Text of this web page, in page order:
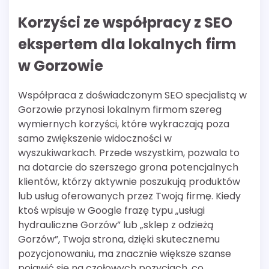
Korzyści ze współpracy z SEO
ekspertem dla lokalnych firm
w Gorzowie
Współpraca z doświadczonym SEO specjalistą w
Gorzowie przynosi lokalnym firmom szereg
wymiernych korzyści, które wykraczają poza
samo zwiększenie widoczności w
wyszukiwarkach. Przede wszystkim, pozwala to
na dotarcie do szerszego grona potencjalnych
klientów, którzy aktywnie poszukują produktów
lub usług oferowanych przez Twoją firmę. Kiedy
ktoś wpisuje w Google frazę typu „usługi
hydrauliczne Gorzów” lub „sklep z odzieżą
Gorzów”, Twoja strona, dzięki skutecznemu
pozycjonowaniu, ma znacznie większe szanse